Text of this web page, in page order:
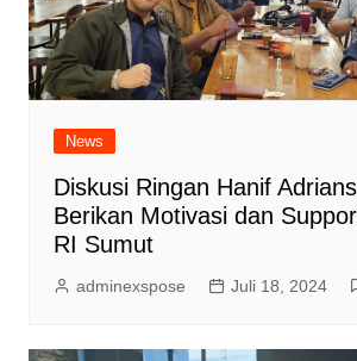
News
Diskusi Ringan Hanif
Berikan Motivasi dan
RI Sumut
adminexspose Juli 18, 2024